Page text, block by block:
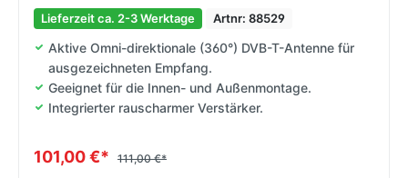
Lieferzeit ca. 2-3 Werktage Artnr: 88529
Aktive Omni-direktionale (360°) DVB-T-Antenne für
ausgezeichneten Empfang.
Geeignet für die Innen- und Außenmontage.
Integrierter rauscharmer Verstärker.
101,00 €* 111,00 €*